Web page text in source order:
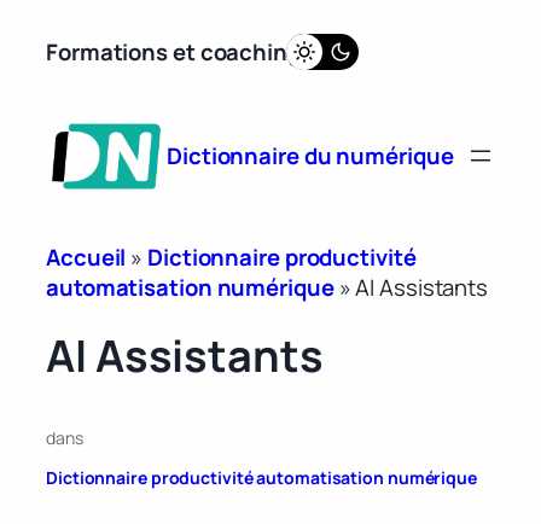
Formations et coaching
Dictionnaire du numérique
Accueil » Dictionnaire productivité
automatisation numérique»AI Assistants
AI Assistants
dans
Dictionnaire productivité automatisation numérique